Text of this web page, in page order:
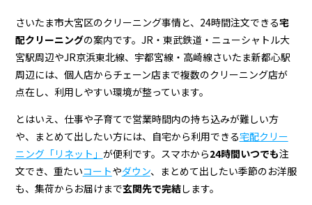
都
心）
の
宅
配
ク
リ
ー
さいたま市大宮区のクリーニング事情と、24時間注文できる宅
配クリーニングの案内です。JR・東武鉄道・ニューシャトル大
宮駅周辺やJR京浜東北線、宇都宮線・高崎線さいたま新都心駅
周辺には、個人店からチェーン店まで複数のクリーニング店が
点在し、利用しやすい環境が整っています。
とはいえ、仕事や子育てで営業時間内の持ち込みが難しい方
や、まとめて出したい方には、自宅から利用できる宅配クリー
ニング「リネット」 が便利です。スマホから24時間いつでも注
文でき、重たいコートやダウン、まとめて出したい季節のお洋服
も、集荷からお届けまで玄関先で完結します。